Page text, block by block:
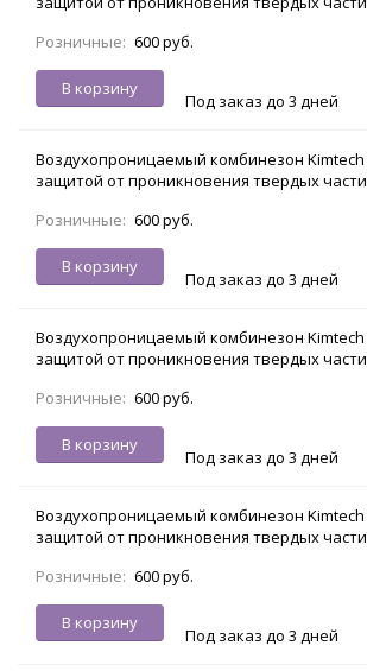
Розничные: 600 руб.
В корзину
Под заказ до 3 дней
Воздухопроницаемый комбинезон Kimtech
защитой от проникновения твердых
Розничные: 600 руб.
В корзину
Под заказ до 3 дней
Воздухопроницаемый комбинезон Kimtech
защитой от проникновения твердых
Розничные: 600 руб.
В корзину
Под заказ до 3 дней
Воздухопроницаемый комбинезон Kimtech
защитой от проникновения твердых
Розничные: 600 руб.
В корзину
Под заказ до 3 дней